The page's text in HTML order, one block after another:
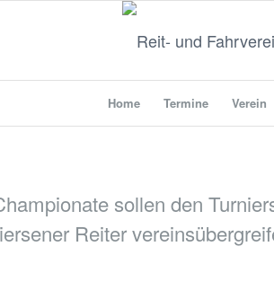
Home Termine Verein
sollen den
Reiter